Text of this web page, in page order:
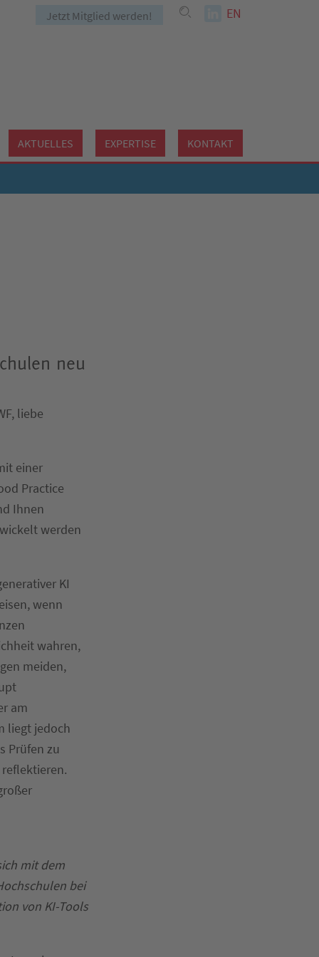
Jetzt Mitglied werden! EN
AKTUELLES EXPERTISE KONTAKT
neu
liebe
einer
Practice
Ihnen
werden
KI
wenn
wahren,
meiden,
am
liegt jedoch
Prüfen zu
mit dem
bei
von KI-Tools